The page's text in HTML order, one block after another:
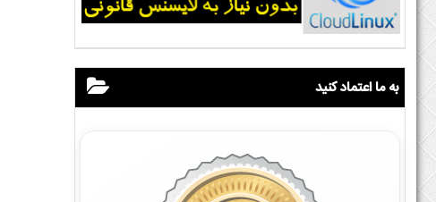
به ما اعتماد کنید